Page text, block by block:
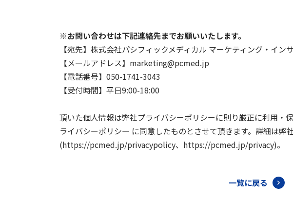
※お問い合わせは下記連絡先までお願いいたします。
【宛先】株式会社パシフィックメディカル マーケティング・イン
【メールアドレス】marketing@pcmed.jp
【電話番号】050-1741-3043
【受付時間】平日9:00-18:00
頂いた個人情報は弊社プライバシーポリシーに則り厳正に利用・
ライバシーポリシー に同意したものとさせて頂きます。詳細は弊
(https://pcmed.jp/privacypolicy、https://pcmed.jp/privacy)。
一覧に戻る